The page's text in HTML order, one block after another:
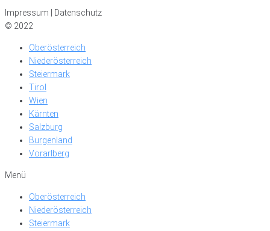
Impressum | Datenschutz
© 2022
Oberösterreich
Niederösterreich
Steiermark
Tirol
Wien
Kärnten
Salzburg
Burgenland
Vorarlberg
Menü
Oberösterreich
Niederösterreich
Steiermark